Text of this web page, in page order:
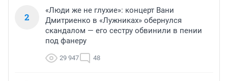
2
«Люди же не глухие»: концерт Вани
Дмитриенко в «Лужниках» обернулся
скандалом — его сестру обвинили в пении
под фанеру
29 947 48